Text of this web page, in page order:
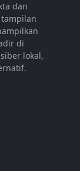
dan
di
lokal,